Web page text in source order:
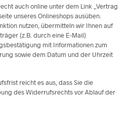
auch online unter dem Link „Vertrag
unseres Onlineshops ausüben.
nutzen, übermitteln wir Ihnen auf
(z.B. durch eine E-Mail)
mit Informationen zum
sowie dem Datum und der Uhrzeit
reicht es aus, dass Sie die
des Widerrufsrechts vor Ablauf der